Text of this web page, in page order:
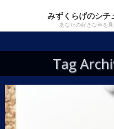
みずくらげのシチ
あなたの好きな声を
Tag